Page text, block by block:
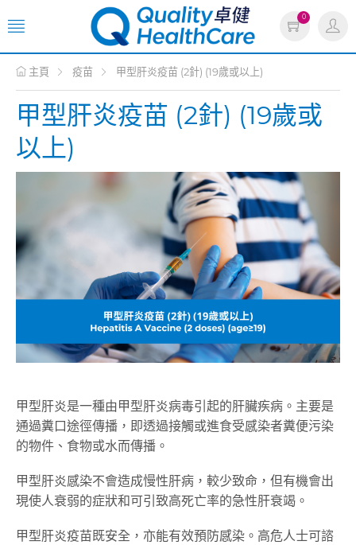
0
主頁 疫苗 甲型肝炎疫苗 (2針) (19歲或以上)
甲型肝炎疫苗 (2針) (19歲或
以上)
甲型肝炎是一種由甲型肝炎病毒引起的肝臟疾病。主要是
通過糞口途徑傳播，即透過接觸或進食受感染者糞便污染
的物件、食物或水而傳播。
甲型肝炎感染不會造成慢性肝病，較少致命，但有機會出
現使人衰弱的症狀和可引致高死亡率的急性肝衰竭。
甲型肝炎疫苗既安全，亦能有效預防感染。高危人士可諮